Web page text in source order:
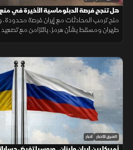
هل تنجح فرصة الدبلوماسية الأخيرة في
منح ترمب المحادثات مع إيران فرصة
طهران ومسقط بشأن هرمز، بالتزامن مع تصعيد
الشرق للأخبار أخبار